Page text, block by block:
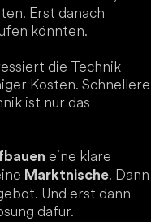
Erst danach
könnten.
die Technik
Kosten. Schnellere
ist nur das
eine klare
Marktnische. Dann
Und erst dann
dafür.